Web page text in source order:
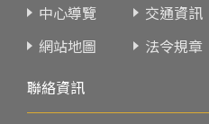
中心導覽
交通資訊
網站地圖
法令規章
聯絡資訊